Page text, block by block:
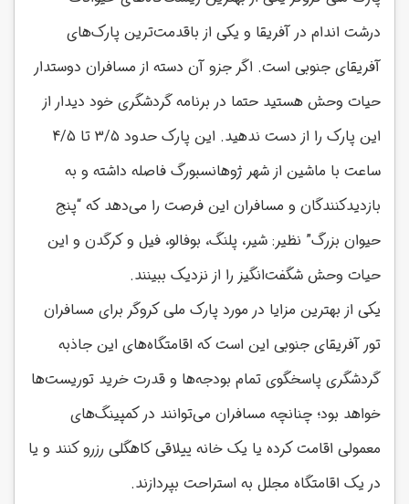
درشت اندام در آفریقا و یکی از باقدمت‌ترین پارک‌های
آفریقای جنوبی است. اگر جزو آن دسته از مسافران دوستدار
حیات وحش هستید حتما در برنامه گردشگری خود دیدار از
این پارک را از دست ندهید. این پارک حدود 3/5 تا 4/5
ساعت با ماشین از شهر ژوهانسبورگ فاصله داشته و به
بازدیدکنندگان و مسافران این فرصت را می‌دهد که “پنج
حیوان بزرگ” نظیر: شیر، پلنگ، بوفالو، فیل و کرگدن و این
حیات وحش شگفت‌انگیز را از نزدیک ببینند.
یکی از بهترین مزایا در مورد پارک ملی کروگر برای مسافران
تور آفریقای جنوبی این است که اقامتگاه‌های این جاذبه
گردشگری پاسخگوی تمام بودجه‌ها و قدرت خرید توریست‌ها
خواهد بود؛ چنانچه مسافران می‌توانند در کمپینگ‌های
معمولی اقامت کرده یا یک خانه ییلاقی کاهگلی رزرو کنند و یا
در یک اقامتگاه مجلل به استراحت بپردازند.